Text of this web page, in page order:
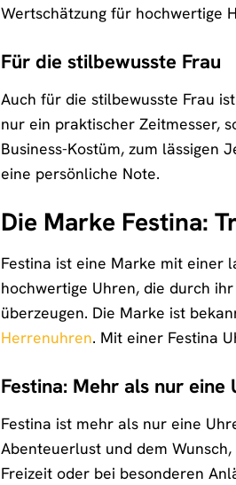
Wertschätzung für hochwertige
Für die stilbewusste Frau
Auch für die stilbewusste Frau
nur ein praktischer Zeitmesser,
Business-Kostüm, zum lässigen
eine persönliche Note.
Die Marke Festina:
Festina ist eine Marke mit einer
hochwertige Uhren, die durch
überzeugen. Die Marke ist
Herrenuhren. Mit einer Festina
Festina: Mehr als nur eine
Festina ist mehr als nur eine
Abenteuerlust und dem
Freizeit oder bei besonderen